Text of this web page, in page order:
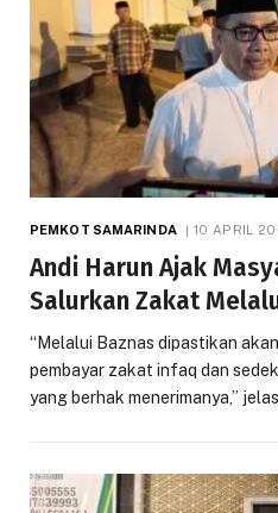
PEMKOT SAMARINDA 10 APRIL
Andi Harun Ajak
Salurkan Zakat
“Melalui Baznas dipastikan
pembayar zakat infaq dan
yang berhak menerimanya,”